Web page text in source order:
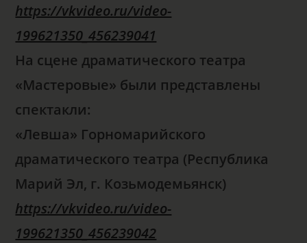
https://vkvideo.ru/video-
199621350_456239041
На сцене драматического театра
«Мастеровые» были представлены
спектакли:
«Левша» Горномарийского
драматического театра (Республика
Марий Эл, г. Козьмодемьянск)
https://vkvideo.ru/video-
199621350_456239042